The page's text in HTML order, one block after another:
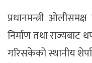
प्रधानमन्त्री
निर्माण तथा राज्यबाट
गरिसकेको स्थानीय